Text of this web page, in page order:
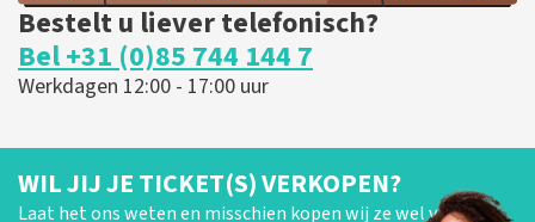
Bestelt u liever telefonisch?
Bel +31 (0)85 744 144 7
Werkdagen 12:00 - 17:00 uur
WIL JIJ JE TICKET(S) VERKOPEN?
Laat het ons weten en misschien kopen wij ze wel van je!